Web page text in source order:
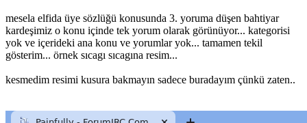
mesela elfida üye sözlüğü konusunda 3. yoruma düşen bahtiyar
kardeşimiz o konu içinde tek yorum olarak görünüyor... kategorisi
yok ve içerideki ana konu ve yorumlar yok... tamamen tekil
gösterim... örnek sıcagı sıcagına resim...
kesmedim resimi kusura bakmayın sadece buradayım çünkü zaten..